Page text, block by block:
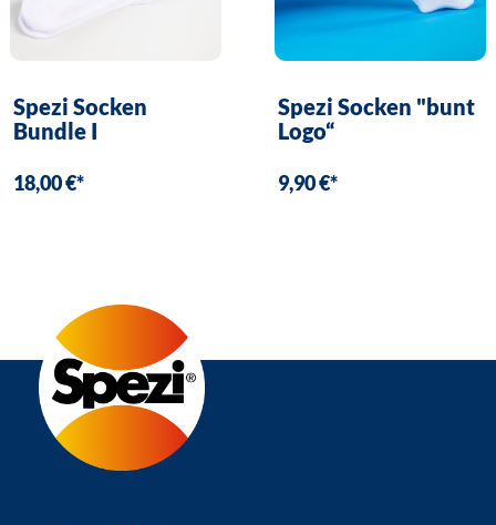
Spezi Socken
Bundle I
18,00 €*
Spezi Socken "bunt
Logo“
9,90 €*